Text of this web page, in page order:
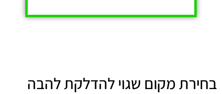
בחירת מקום שגוי להדלקת להבה